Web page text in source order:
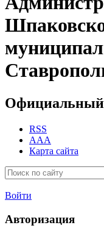
Официальный
RSS
AAA
Карта сайта
Войти
Авторизация